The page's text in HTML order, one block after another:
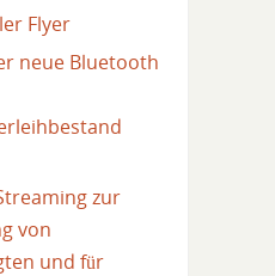
Flyer
neue Bluetooth
zur
von
und für